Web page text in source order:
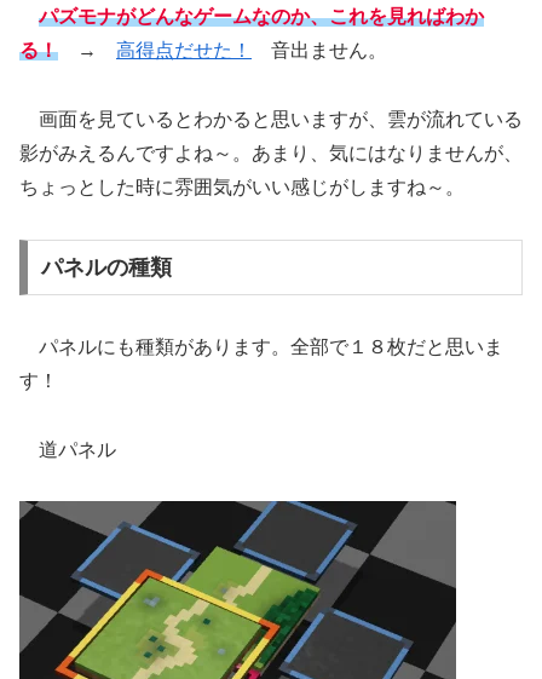
パズモナがどんなゲームなのか、これを見ればわか
る！ → 高得点だせた！ 音出ません。
画面を見ているとわかると思いますが、雲が流れている
影がみえるんですよね～。あまり、気にはなりませんが、
ちょっとした時に雰囲気がいい感じがしますね～。
パネルの種類
パネルにも種類があります。全部で１８枚だと思いま
す！
道パネル